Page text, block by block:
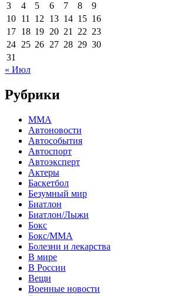
3
4 5 6 7 8
9
10 11 12 13 14 15 16
17 18 19 20 21 22 23
24 25 26 27 28 29 30
31
« Июл
Рубрики
MMA
Автоновости
Автособытия
Автоспорт
Автоэксперт
Актеры
Баскетбол
Безумный мир
Биатлон
Биатлон/Лыжи
Бокс
Бокс/MMA
Болезни и лекарства
В мире
В России
Вещи
Военные новости